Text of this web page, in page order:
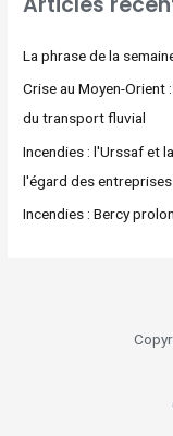
La phrase de la
Crise au Moyen-Orient
du transport fluvial
Incendies : l'Urssaf et
l'égard des
Incendies : Bercy